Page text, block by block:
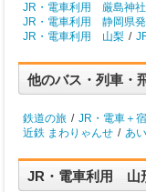
JR・電車利用 厳島神社
JR・電車利用 静岡県発
JR・電車利用 山梨 /
他のバス・列車・
鉄道の旅 / JR・電車＋宿
近鉄 まわりゃんせ / あ
JR・電車利用 山